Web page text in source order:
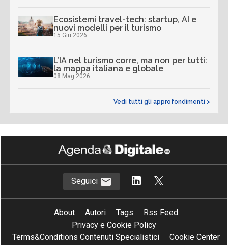
Ecosistemi travel-tech: startup, AI e
nuovi modelli per il turismo
15 Giu 2026
L’IA nel turismo corre, ma non per tutti:
la mappa italiana e globale
08 Mag 2026
Vedi tutti gli approfondimenti >
Seguici
About Autori Tags
Rss Feed
Privacy e Cookie Policy
Terms&Conditions Contenuti Specialistici
Cookie Center